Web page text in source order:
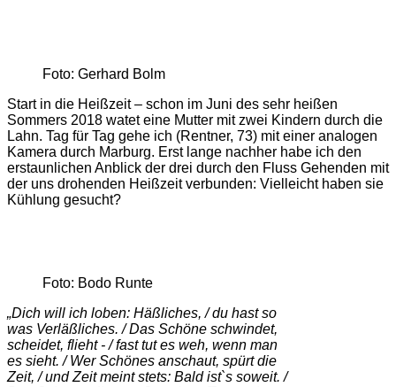
Foto: Gerhard Bolm
Start in die Heißzeit – schon im Juni des sehr heißen
Sommers 2018 watet eine Mutter mit zwei Kindern durch die
Lahn. Tag für Tag gehe ich (Rentner, 73) mit einer analogen
Kamera durch Marburg. Erst lange nachher habe ich den
erstaunlichen Anblick der drei durch den Fluss Gehenden mit
der uns drohenden Heißzeit verbunden: Vielleicht haben sie
Kühlung gesucht?
Foto: Bodo Runte
„Dich will ich loben: Häßliches, / du hast so
was Verläßliches. / Das Schöne schwindet,
scheidet, flieht - / fast tut es weh, wenn man
es sieht. / Wer Schönes anschaut, spürt die
Zeit, / und Zeit meint stets: Bald ist`s soweit. /